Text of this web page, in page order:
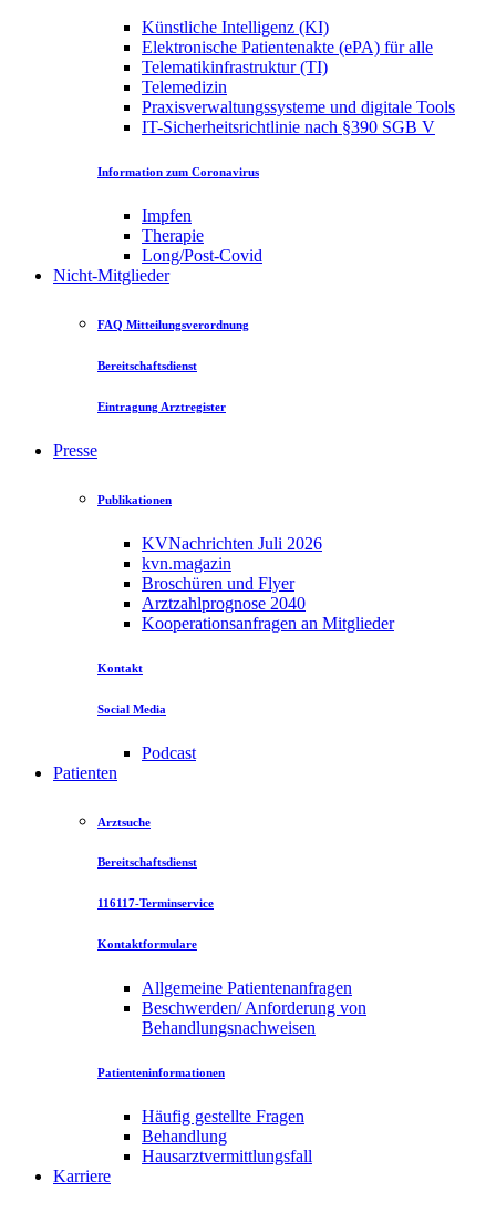
Künstliche Intelligenz (KI)
Elektronische Patientenakte (ePA) für alle
Telematikinfrastruktur (TI)
Telemedizin
Praxisverwaltungssysteme und digitale Tools
IT-Sicherheitsrichtlinie nach §390 SGB V
Information zum Coronavirus
Impfen
Therapie
Long/Post-Covid
Nicht-Mitglieder
FAQ Mitteilungsverordnung
Bereitschaftsdienst
Eintragung Arztregister
Presse
Publikationen
KVNachrichten Juli 2026
kvn.magazin
Broschüren und Flyer
Arztzahlprognose 2040
Kooperationsanfragen an Mitglieder
Kontakt
Social Media
Podcast
Patienten
Arztsuche
Bereitschaftsdienst
116117-Terminservice
Kontaktformulare
Allgemeine Patientenanfragen
Beschwerden/ Anforderung von
Behandlungsnachweisen
Patienteninformationen
Häufig gestellte Fragen
Behandlung
Hausarztvermittlungsfall
Karriere